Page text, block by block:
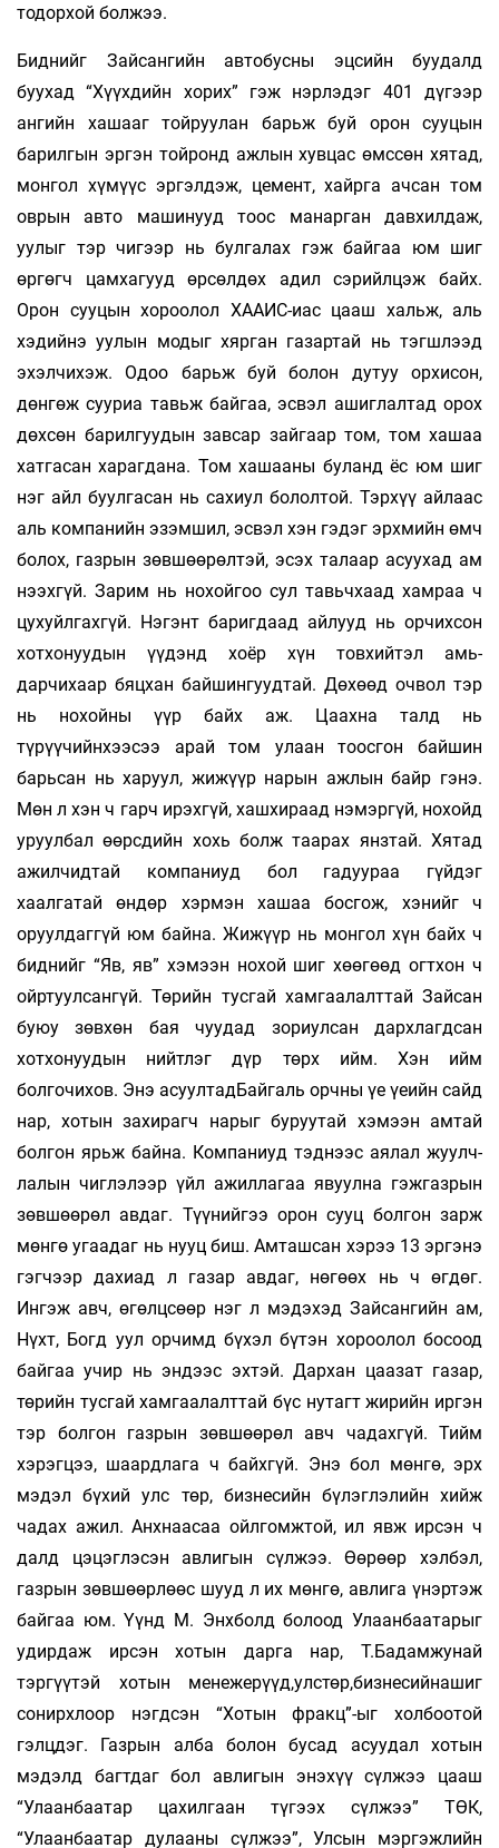
тодорхой болжээ.
Биднийг Зайсангийн автобусны эцсийн буудалд
буухад “Хүүхдийн хорих” гэж нэрлэдэг 401 дүгээр
ангийн хашааг тойруулан барьж буй орон сууцын
барилгын эргэн тойронд ажлын хувцас өмссөн хятад,
монгол хүмүүс эргэлдэж, цемент, хайрга ачсан том
оврын авто машинууд тоос манарган давхилдаж,
уулыг тэр чигээр нь булгалах гэж байгаа юм шиг
өргөгч цамхагууд өрсөлдөх адил сэрийлцэж байх.
Орон сууцын хороолол ХААИС-иас цааш хальж, аль
хэдийнэ уулын модыг хярган газартай нь тэгшлээд
эхэл­чи­хэж. Одоо барьж буй болон дутуу орхисон,
дөнгөж сууриа тавьж байгаа, эсвэл ашиглалтад орох
дөхсөн барилгуудын завсар зайгаар том, том хашаа
хатгасан харагдана. Том хашааны буланд ёс юм шиг
нэг айл буулгасан нь сахиул бололтой. Тэрхүү айлаас
аль компанийн эзэмшил, эсвэл хэн гэдэг эрхмийн өмч
болох, газрын зөвшөөрөлтэй, эсэх талаар асуухад ам
нээхгүй. Зарим нь нохойгоо сул тавьчхаад хамраа ч
цухуйлгахгүй. Нэгэнт баригдаад айлууд нь ор­чихсон
хотхонуудын үүдэнд хоёр хүн товхийтэл амь­
дарчихаар бяцхан байшин­гуудтай. Дө­хөөд очвол тэр
нь нохойны үүр байх аж. Цаах­на талд нь
түрүүчийнхээсээ арай том улаан тоосгон байшин
барьсан нь харуул, жижүүр нарын ажлын байр гэнэ.
Мөн л хэн ч гарч ирэхгүй, хашхираад нэмэргүй, нохойд
уруулбал өөрсдийн хохь болж таарах янзтай. Хятад
ажилчидтай компаниуд бол гадуураа гүйдэг
хаалгатай өндөр хэрмэн хашаа босгож, хэнийг ч
оруулдаггүй юм байна. Жижүүр нь монгол хүн байх ч
биднийг “Яв, яв” хэмээн нохой шиг хөөгөөд огтхон ч
ойртуулсангүй. Тө­рийн тусгай хамгаалалттай Зайсан
буюу зөвхөн бая­ чуудад зориулсан дархлагдсан
хотхонуудын нийтлэг дүр төрх ийм. Хэн ийм
болгочихов. Энэ асуултадБайгаль орчны үе үеийн сайд
нар, хотын захирагч нарыг буруутай хэмээн амтай
болгон ярьж байна. Компаниуд тэднээс аялал жуулч­
лалын чиглэлээр үйл ажиллагаа явуулна гэжгазрын
зөв­шөөрөл авдаг. Түүнийгээ орон сууц болгон зарж
мөнгө угаадаг нь нууц биш. Амташсан хэрээ 13 эргэнэ
гэгчээр дахиад л газар авдаг, нөгөөх нь ч өгдөг.
Ингэж авч, өгөлцсөөр нэг л мэдэхэд Зайсангийн ам,
Нүхт, Богд уул орчимд бүхэл бүтэн хороолол босоод
байгаа учир нь эндээс эхтэй. Дархан цаазат газар,
төрийн тусгай хамгаалалттай бүс нутагт жирийн иргэн
тэр болгон газрын зөвшөөрөл авч чадахгүй. Тийм
хэрэгцээ, шаардлага ч байхгүй. Энэ бол мөнгө, эрх
мэдэл бүхий улс төр, бизнесийн бүлэглэлийн хийж
чадах ажил. Анхнаасаа ойлгомжтой, ил явж ирсэн ч
далд цэцэглэсэн авлигын сүлжээ. Өөрөөр хэлбэл,
газрын зөвшөөрлөөс шууд л их мөнгө, авлига үнэртэж
байгаа юм. Үүнд М. Энхболд болоод Улаанбаатарыг
удирдаж ирсэн хотын дарга нар, Т.Бадамжунай
тэргүүтэй хотын менежерүүд,улстөр,бизнесийнашиг
сонирхлоор нэгдсэн “Хотын фракц”-ыг холбоотой
гэлцдэг. Газрын алба болон бусад асуудал хотын
мэдэлд багтдаг бол авлигын энэхүү сүлжээ цааш
“Улаанбаатар цахилгаан түгээх сүлжээ” ТӨК,
“Улаанбаа­тар дулааны сүлжээ”, Улсын мэргэжлийн